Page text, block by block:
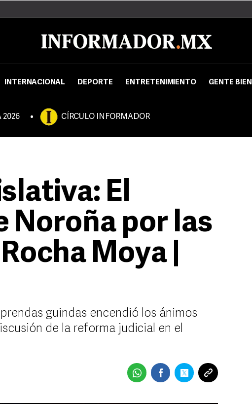
INTERNACIONAL DEPORTE ENTRETENIMIENTO GENTE BIEN
2026 CÍRCULO INFORMADOR
El
Noroña por las
Moya |
guindas encendió los ánimos
de la reforma judicial en el